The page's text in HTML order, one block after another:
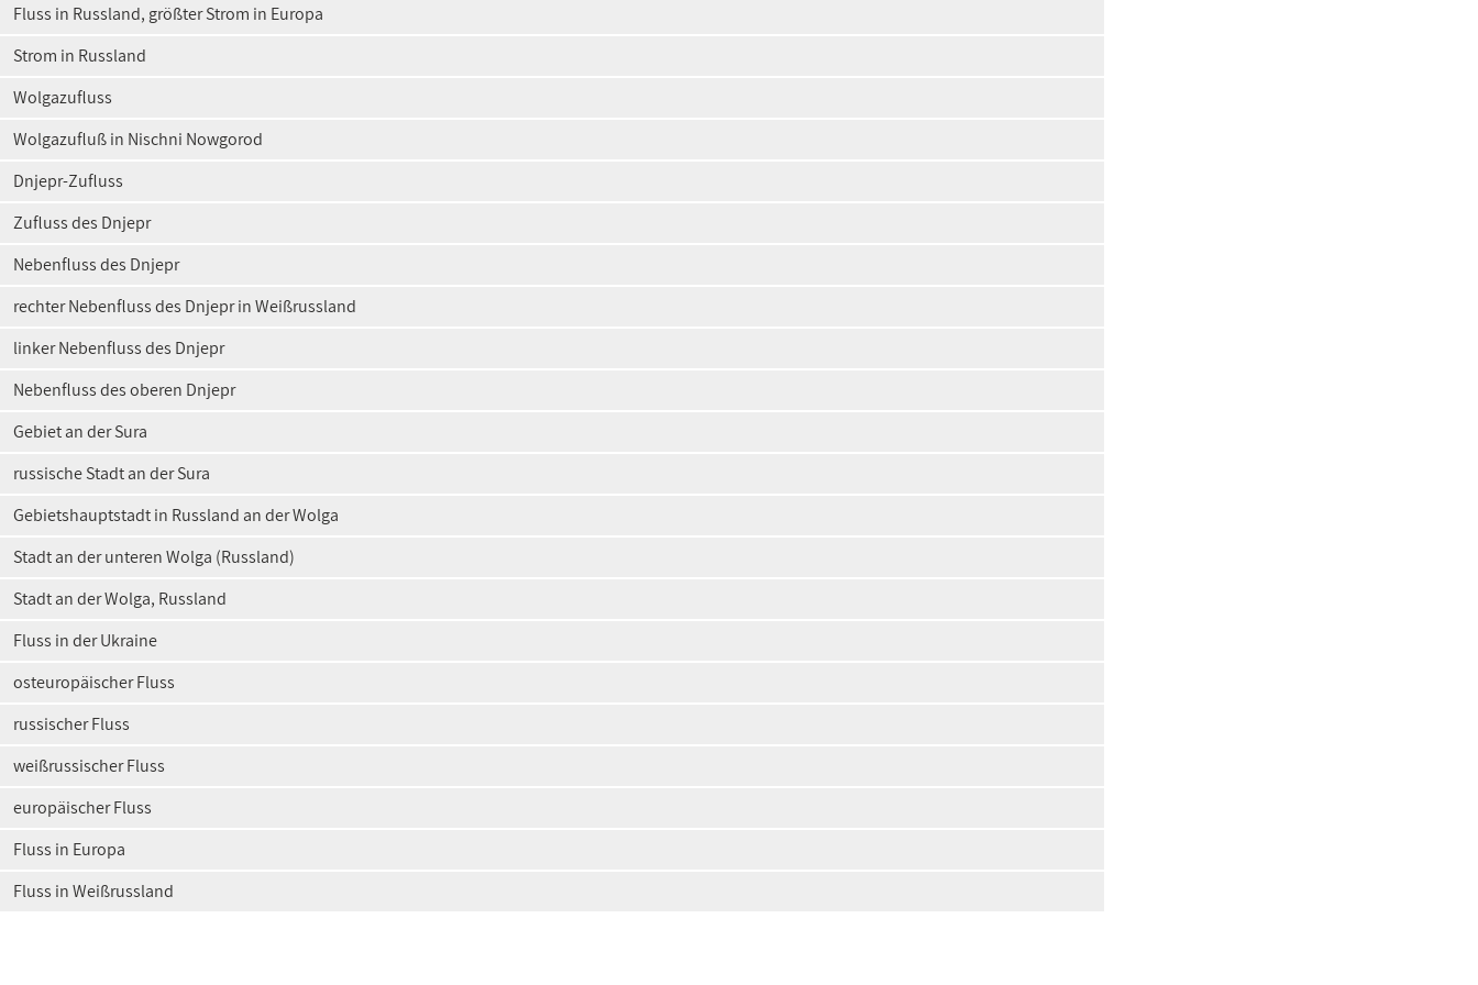
Fluss in Russland, größter Strom in Europa
Strom in Russland
Wolgazufluss
Wolgazufluß in Nischni Nowgorod
Dnjepr-Zufluss
Zufluss des Dnjepr
Nebenfluss des Dnjepr
rechter Nebenfluss des Dnjepr in Weißrussland
linker Nebenfluss des Dnjepr
Nebenfluss des oberen Dnjepr
Gebiet an der Sura
russische Stadt an der Sura
Gebietshauptstadt in Russland an der Wolga
Stadt an der unteren Wolga (Russland)
Stadt an der Wolga, Russland
Fluss in der Ukraine
osteuropäischer Fluss
russischer Fluss
weißrussischer Fluss
europäischer Fluss
Fluss in Europa
Fluss in Weißrussland